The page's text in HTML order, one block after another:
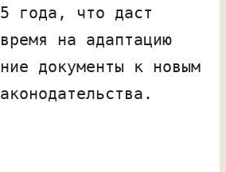
года, что даст
на адаптацию
документы к новым